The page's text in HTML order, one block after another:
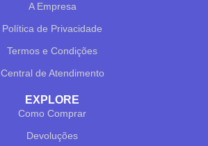
A Empresa
Política de Privacidade
Termos e Condições
Central de Atendimento
EXPLORE
Como Comprar
Devoluções